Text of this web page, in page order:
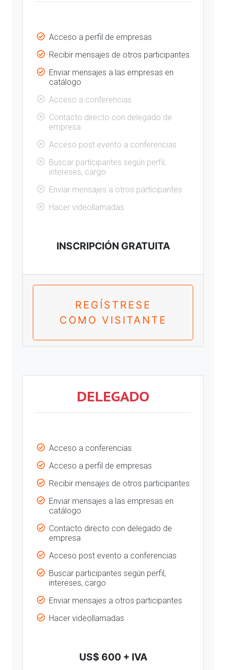
Acceso a perfil de empresas
Recibir mensajes de otros participantes
Enviar mensajes a las empresas en
catálogo
Acceso a conferencias
Contacto directo con delegado de
empresa
Acceso post evento a conferencias
Buscar participantes según perfil,
intereses, cargo
Enviar mensajes a otros participantes
Hacer videollamadas
INSCRIPCIÓN GRATUITA
REGÍSTRESE
COMO VISITANTE
DELEGADO
Acceso a conferencias
Acceso a perfil de empresas
Recibir mensajes de otros participantes
Enviar mensajes a las empresas en
catálogo
Contacto directo con delegado de
empresa
Acceso post evento a conferencias
Buscar participantes según perfil,
intereses, cargo
Enviar mensajes a otros participantes
Hacer videollamadas
US$ 600 + IVA